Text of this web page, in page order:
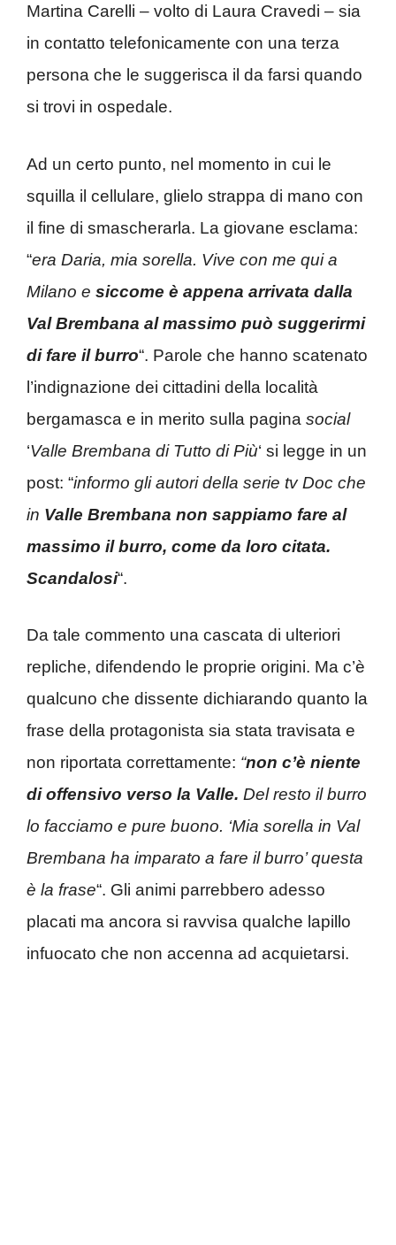
Martina Carelli – volto di Laura Cravedi – sia
in contatto telefonicamente con una terza
persona che le suggerisca il da farsi quando
si trovi in ospedale.
Ad un certo punto, nel momento in cui le
squilla il cellulare, glielo strappa di mano con
il fine di smascherarla. La giovane esclama:
“era Daria, mia sorella. Vive con me qui a
Milano e siccome è appena arrivata dalla
Val Brembana al massimo può suggerirmi
di fare il burro“. Parole che hanno scatenato
l’indignazione dei cittadini della località
bergamasca e in merito sulla pagina social
‘Valle Brembana di Tutto di Più‘ si legge in un
post: “informo gli autori della serie tv Doc che
in Valle Brembana non sappiamo fare al
massimo il burro, come da loro citata.
Scandalosi“.
Da tale commento una cascata di ulteriori
repliche, difendendo le proprie origini. Ma c’è
qualcuno che dissente dichiarando quanto la
frase della protagonista sia stata travisata e
non riportata correttamente: “non c’è niente
di offensivo verso la Valle. Del resto il burro
lo facciamo e pure buono. ‘Mia sorella in Val
Brembana ha imparato a fare il burro’ questa
è la frase“. Gli animi parrebbero adesso
placati ma ancora si ravvisa qualche lapillo
infuocato che non accenna ad acquietarsi.